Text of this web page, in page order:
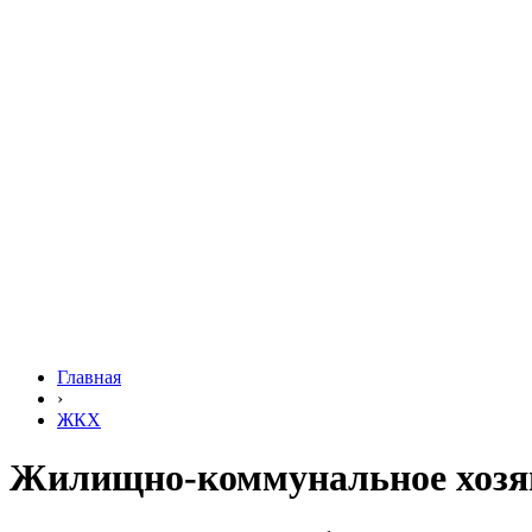
Главная
›
ЖКХ
Жилищно-коммунальное